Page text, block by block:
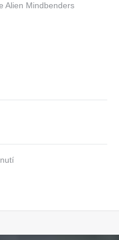
Alien Mindbenders